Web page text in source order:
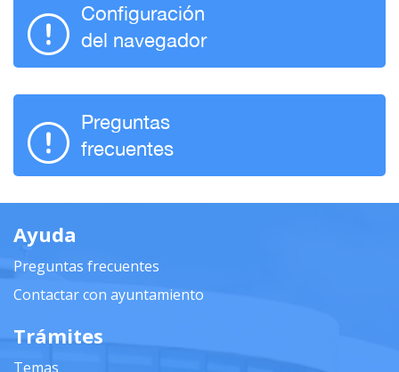
Configuración
del navegador
Preguntas
frecuentes
Ayuda
Preguntas frecuentes
Contactar con ayuntamiento
Trámites
Temas